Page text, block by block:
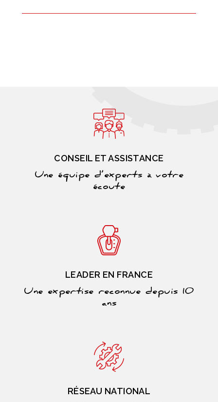
CONSEIL ET ASSISTANCE
Une équipe d’experts à votre
écoute
LEADER EN FRANCE
Une expertise reconnue depuis 10
ans
RÉSEAU NATIONAL